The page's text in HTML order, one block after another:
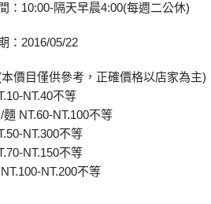
：10:00-隔天早晨4:00(每週二公休)
：2016/05/22
價目僅供參考，正確價格以店家為主)
NT.40不等
NT.60-NT.100不等
NT.300不等
NT.150不等
NT.200不等